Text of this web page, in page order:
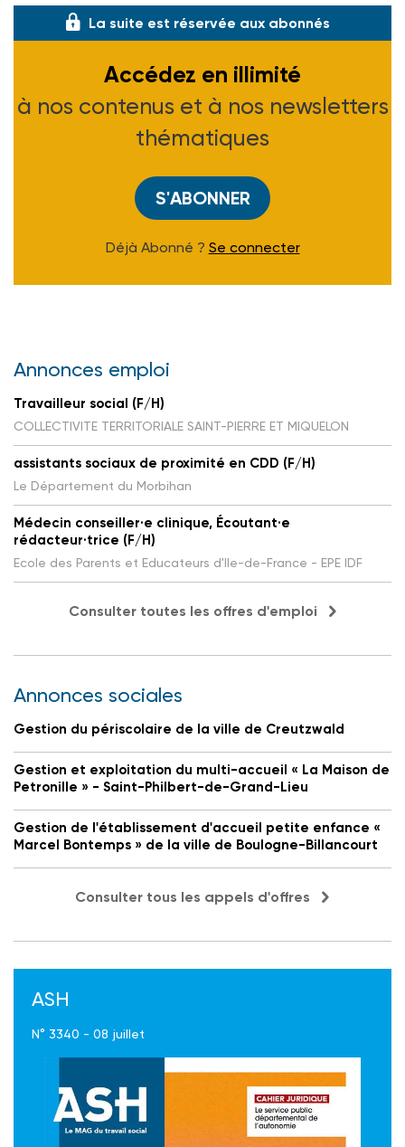
La suite est réservée aux abonnés
Accédez en illimité
à nos contenus et à nos newsletters
thématiques
S'ABONNER
Déjà Abonné ? Se connecter
Annonces emploi
Travailleur social (F/H)
COLLECTIVITE TERRITORIALE SAINT-PIERRE ET MIQUELON
assistants sociaux de proximité en CDD (F/H)
Le Département du Morbihan
Médecin conseiller·e clinique, Écoutant·e
rédacteur·trice (F/H)
Ecole des Parents et Educateurs d'Ile-de-France - EPE IDF
Consulter toutes les offres d'emploi
Annonces sociales
Gestion du périscolaire de la ville de Creutzwald
Gestion et exploitation du multi-accueil « La Maison de
Petronille » - Saint-Philbert-de-Grand-Lieu
Gestion de l'établissement d'accueil petite enfance «
Marcel Bontemps » de la ville de Boulogne-Billancourt
Consulter tous les appels d'offres
ASH
N° 3340 - 08 juillet